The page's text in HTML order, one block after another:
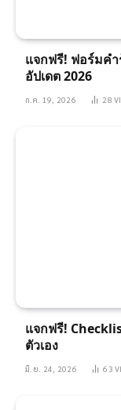
แจกฟรี! ฟอร์มค
อัปเดต 2026
ก.ค. 19, 2026 28
แจกฟรี!
ตัวเอง
มิ.ย. 24, 2026 63